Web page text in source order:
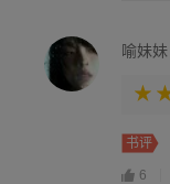
喻妹妹
书评
6